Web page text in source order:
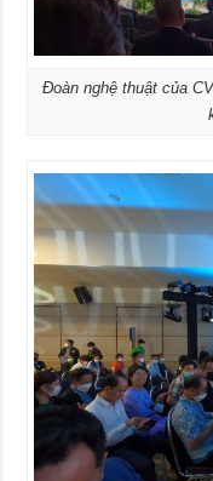
Đoàn nghệ thuật của